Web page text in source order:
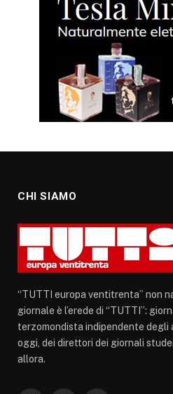
CHI SIAMO
“TUTTI europa ventitrenta” non
giornale è l’erede di “TUTTI”:
terzomondista indipendente degli
oggi, dei direttori dei giornali
allora.